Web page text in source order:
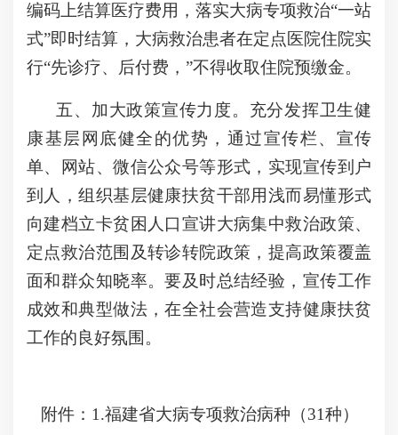
编码上结算医疗费用，落实大病专项救治“一站
式”即时结算，大病救治患者在定点医院住院实
行“先诊疗、后付费，”不得收取住院预缴金。
五、加大政策宣传力度。充分发挥卫生健
康基层网底健全的优势，通过宣传栏、宣传
单、网站、微信公众号等形式，实现宣传到户
到人，组织基层健康扶贫干部用浅而易懂形式
向建档立卡贫困人口宣讲大病集中救治政策、
定点救治范围及转诊转院政策，提高政策覆盖
面和群众知晓率。要及时总结经验，宣传工作
成效和典型做法，在全社会营造支持健康扶贫
工作的良好氛围。
附件：1.福建省大病专项救治病种（31种）